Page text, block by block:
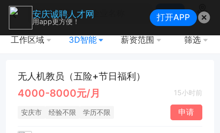
搜索
地图
工作区域 3D智能 薪资范围 筛选
无人机教员（五险+节日福利）
4000-8000元/月 15小时前
安庆市 经验不限 学历不限 申请
安庆诚聘人才网
用app更方便！ 打开APP